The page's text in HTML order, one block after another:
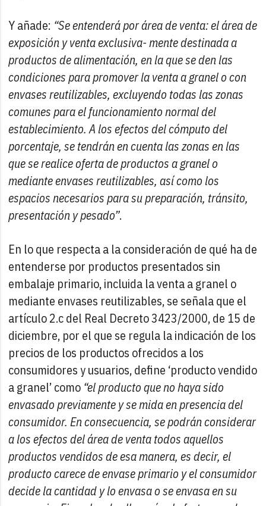
Y añade: “Se entenderá por área de venta: el área de
exposición y venta exclusiva- mente destinada a
productos de alimentación, en la que se den las
condiciones para promover la venta a granel o con
envases reutilizables, excluyendo todas las zonas
comunes para el funcionamiento normal del
establecimiento. A los efectos del cómputo del
porcentaje, se tendrán en cuenta las zonas en las
que se realice oferta de productos a granel o
mediante envases reutilizables, así como los
espacios necesarios para su preparación, tránsito,
presentación y pesado”.
En lo que respecta a la consideración de qué ha de
entenderse por productos presentados sin
embalaje primario, incluida la venta a granel o
mediante envases reutilizables, se señala que el
artículo 2.c del Real Decreto 3423/2000, de 15 de
diciembre, por el que se regula la indicación de los
precios de los productos ofrecidos a los
consumidores y usuarios, define ‘producto vendido
a granel’ como “el producto que no haya sido
envasado previamente y se mida en presencia del
consumidor. En consecuencia, se podrán considerar
a los efectos del área de venta todos aquellos
productos vendidos de esa manera, es decir, el
producto carece de envase primario y el consumidor
decide la cantidad y lo envasa o se envasa en su